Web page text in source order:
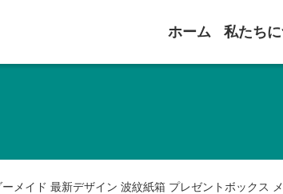
ホーム 私たち
メイド 最新デザイン 波紋紙箱 プレゼントボックス